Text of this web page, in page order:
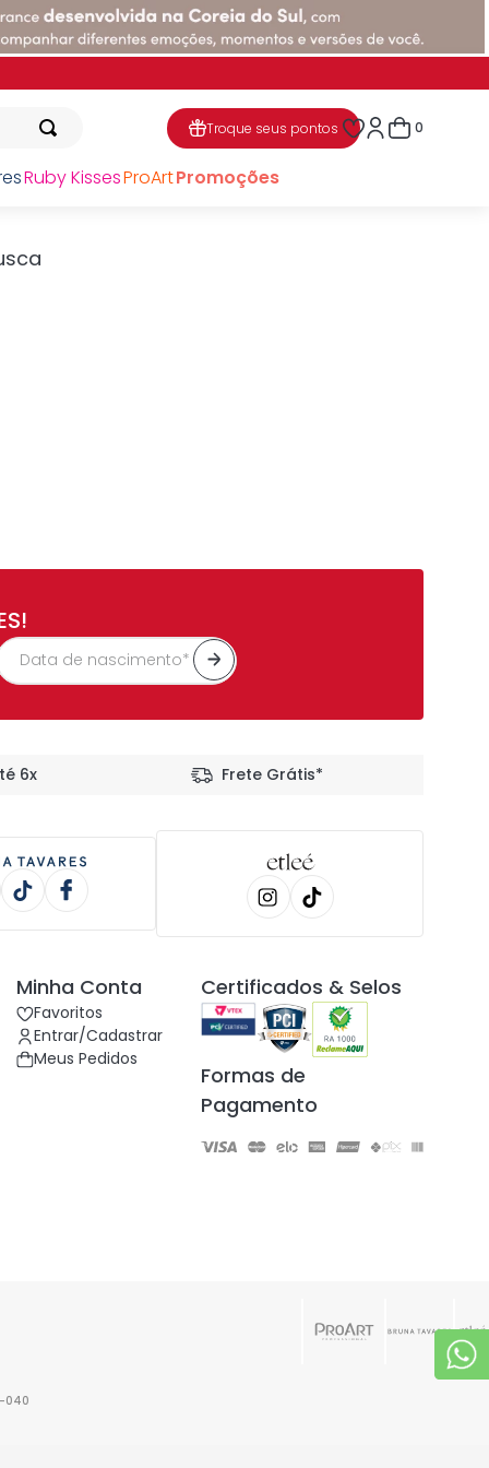
Troque seus pontos 0
Ruby KissesProArtPromoções
6x Frete Grátis*
Minha Conta
Favoritos
Entrar/Cadastrar
Meus Pedidos
Certificados & Selos
Formas de
Pagamento
040